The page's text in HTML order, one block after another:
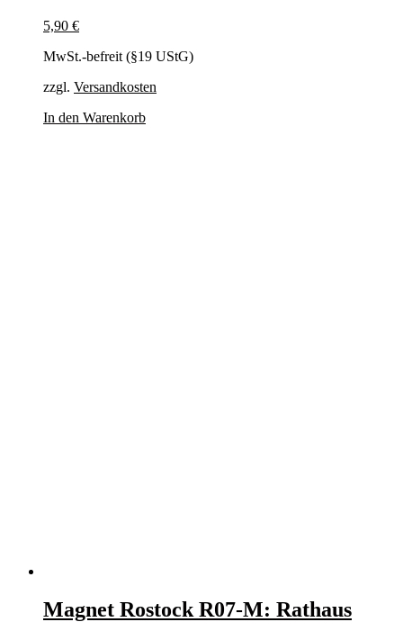
5,90 €
MwSt.-befreit (§19 UStG)
zzgl. Versandkosten
In den Warenkorb
Magnet Rostock R07-M: Rathaus